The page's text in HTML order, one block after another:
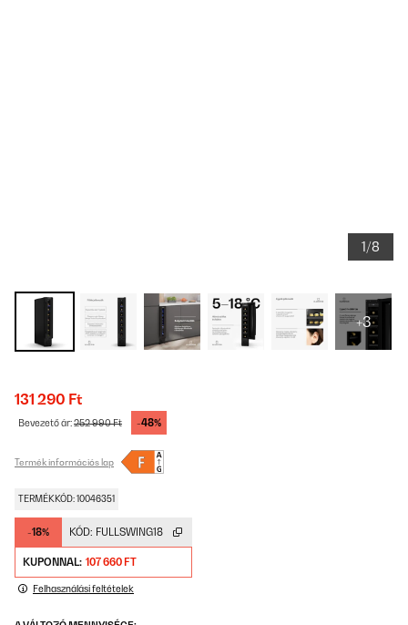
1/8
+3
131 290 Ft
Bevezető ár:252 990 Ft -48%
Termék információs lap
TERMÉKKÓD: 10046351
-18% KÓD: FULLSWING18
KUPONNAL: 107 660 FT
Felhasználási feltételek